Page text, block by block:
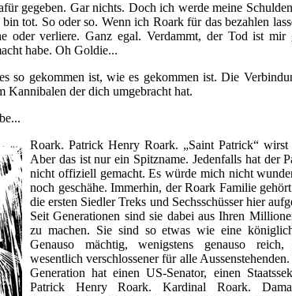
gegeben. Gar nichts. Doch ich werde meine
tot. So oder so. Wenn ich Roark für das bezahlen
oder verliere. Ganz egal. Verdammt, der Tod ist mir
habe. Oh Goldie...
so gekommen ist, wie es gekommen ist. Die
Kannibalen der dich umgebracht hat.
Roark. Patrick Henry Roark. „Saint Patrick“ wirst
Aber das ist nur ein Spitzname. Jedenfalls hat der
nicht offiziell gemacht. Es würde mich nicht
noch geschähe. Immerhin, der Roark Familie
die ersten Siedler Treks und Sechsschüsser hier
Seit Generationen sind sie dabei aus Ihren
zu machen. Sie sind so etwas wie eine
Genauso mächtig, wenigstens genauso
wesentlich verschlossener für alle
Generation hat einen US-Senator, einen
Patrick Henry Roark. Kardinal Roark.